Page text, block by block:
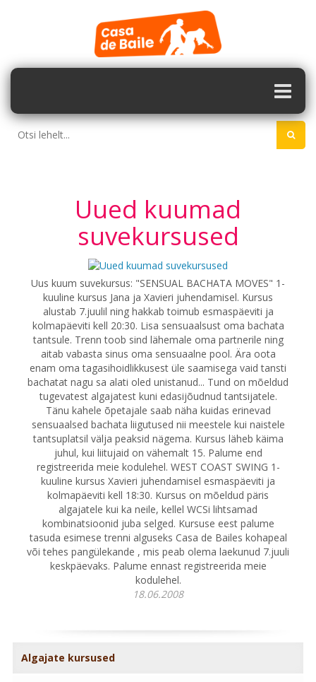
Uued kuumad
suvekursused
Uus kuum suvekursus: "SENSUAL BACHATA MOVES" 1-
kuuline kursus Jana ja Xavieri juhendamisel. Kursus
alustab 7.juulil ning hakkab toimub esmaspäeviti ja
kolmapäeviti kell 20:30. Lisa sensuaalsust oma bachata
tantsule. Trenn toob sind lähemale oma partnerile ning
aitab vabasta sinus oma sensuaalne pool. Ära oota
enam oma tagasihoidlikkusest üle saamisega vaid tansti
bachatat nagu sa alati oled unistanud... Tund on mõeldud
tugevatest algajatest kuni edasijõudnud tantsijatele.
Tänu kahele õpetajale saab näha kuidas erinevad
sensuaalsed bachata liigutused nii meestele kui naistele
tantsuplatsil välja peaksid nägema. Kursus läheb käima
juhul, kui liitujaid on vähemalt 15. Palume end
registreerida meie kodulehel. WEST COAST SWING 1-
kuuline kursus Xavieri juhendamisel esmaspäeviti ja
kolmapäeviti kell 18:30. Kursus on mõeldud päris
algajatele kui ka neile, kellel WCSi lihtsamad
kombinatsioonid juba selged. Kursuse eest palume
tasuda esimese trenni alguseks Casa de Bailes kohapeal
või tehes pangülekande , mis peab olema laekunud 7.juuli
keskpäevaks. Palume ennast registreerida meie
kodulehel.
18.06.2008
Algajate kursused